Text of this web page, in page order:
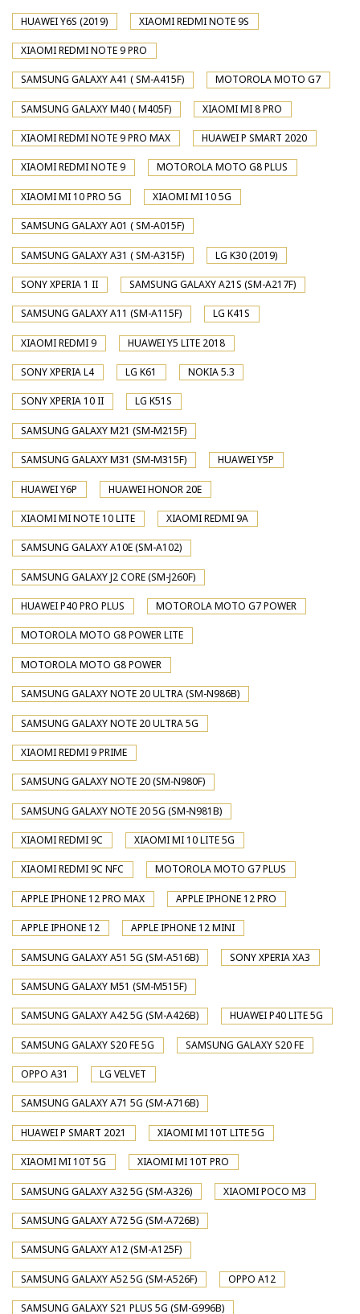
HUAWEI Y6S (2019) XIAOMI REDMI NOTE 9S
XIAOMI REDMI NOTE 9 PRO
SAMSUNG GALAXY A41 ( SM-A415F) MOTOROLA MOTO G7
SAMSUNG GALAXY M40 ( M405F) XIAOMI MI 8 PRO
XIAOMI REDMI NOTE 9 PRO MAX HUAWEI P SMART 2020
XIAOMI REDMI NOTE 9 MOTOROLA MOTO G8 PLUS
XIAOMI MI 10 PRO 5G XIAOMI MI 10 5G
SAMSUNG GALAXY A01 ( SM-A015F)
SAMSUNG GALAXY A31 ( SM-A315F) LG K30 (2019)
SONY XPERIA 1 II SAMSUNG GALAXY A21S (SM-A217F)
SAMSUNG GALAXY A11 (SM-A115F) LG K41S
XIAOMI REDMI 9 HUAWEI Y5 LITE 2018
SONY XPERIA L4 LG K61 NOKIA 5.3
SONY XPERIA 10 II LG K51S
SAMSUNG GALAXY M21 (SM-M215F)
SAMSUNG GALAXY M31 (SM-M315F) HUAWEI Y5P
HUAWEI Y6P HUAWEI HONOR 20E
XIAOMI MI NOTE 10 LITE XIAOMI REDMI 9A
SAMSUNG GALAXY A10E (SM-A102)
SAMSUNG GALAXY J2 CORE (SM-J260F)
HUAWEI P40 PRO PLUS MOTOROLA MOTO G7 POWER
MOTOROLA MOTO G8 POWER LITE
MOTOROLA MOTO G8 POWER
SAMSUNG GALAXY NOTE 20 ULTRA (SM-N986B)
SAMSUNG GALAXY NOTE 20 ULTRA 5G
XIAOMI REDMI 9 PRIME
SAMSUNG GALAXY NOTE 20 (SM-N980F)
SAMSUNG GALAXY NOTE 20 5G (SM-N981B)
XIAOMI REDMI 9C XIAOMI MI 10 LITE 5G
XIAOMI REDMI 9C NFC MOTOROLA MOTO G7 PLUS
APPLE IPHONE 12 PRO MAX APPLE IPHONE 12 PRO
APPLE IPHONE 12 APPLE IPHONE 12 MINI
SAMSUNG GALAXY A51 5G (SM-A516B) SONY XPERIA XA3
SAMSUNG GALAXY M51 (SM-M515F)
SAMSUNG GALAXY A42 5G (SM-A426B) HUAWEI P40 LITE 5G
SAMSUNG GALAXY S20 FE 5G SAMSUNG GALAXY S20 FE
OPPO A31 LG VELVET
SAMSUNG GALAXY A71 5G (SM-A716B)
HUAWEI P SMART 2021 XIAOMI MI 10T LITE 5G
XIAOMI MI 10T 5G XIAOMI MI 10T PRO
SAMSUNG GALAXY A32 5G (SM-A326) XIAOMI POCO M3
SAMSUNG GALAXY A72 5G (SM-A726B)
SAMSUNG GALAXY A12 (SM-A125F)
SAMSUNG GALAXY A52 5G (SM-A526F) OPPO A12
SAMSUNG GALAXY S21 PLUS 5G (SM-G996B)